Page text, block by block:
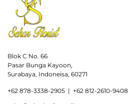
Blok C No. 66
Pasar Bunga Kayoon,
Surabaya, Indoneisa, 60271
+62 878-3338-2905 | +62 812-2610-9408